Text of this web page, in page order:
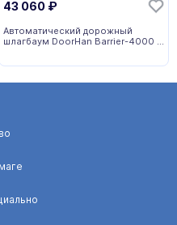
43 060 ₽
Автоматический дорожный
шлагбаум DoorHan Barrier-4000 4